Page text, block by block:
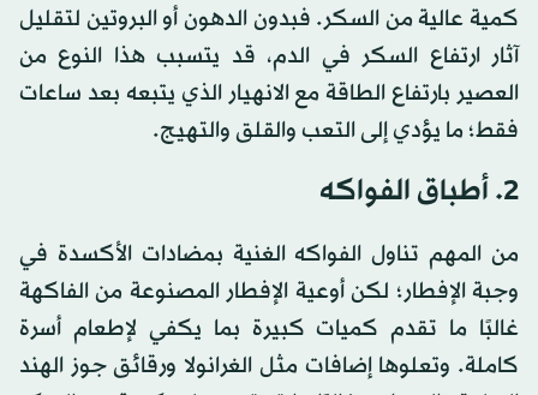
كمية عالية من السكر. فبدون الدهون أو البروتين لتقليل
آثار ارتفاع السكر في الدم، قد يتسبب هذا النوع من
العصير بارتفاع الطاقة مع الانهيار الذي يتبعه بعد ساعات
فقط؛ ما يؤدي إلى التعب والقلق والتهيج.
2. أطباق الفواكه
من المهم تناول الفواكه الغنية بمضادات الأكسدة في
وجبة الإفطار؛ لكن أوعية الإفطار المصنوعة من الفاكهة
غالبًا ما تقدم كميات كبيرة بما يكفي لإطعام أسرة
كاملة. وتعلوها إضافات مثل الغرانولا ورقائق جوز الهند